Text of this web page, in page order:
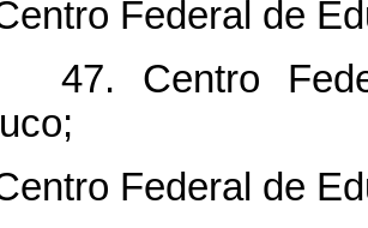
Federal de
Federal
Federal de